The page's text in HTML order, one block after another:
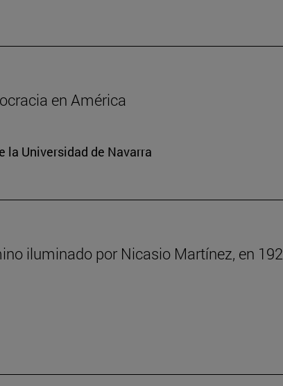
en América
la Universidad de Navarra
iluminado por Nicasio Martínez, en